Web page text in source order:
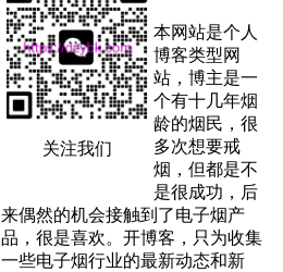
关注我们
本网站是个人
博客类型网
站，博主是一
个有十几年烟
龄的烟民，很
多次想要戒
烟，但都是不
是很成功，后
来偶然的机会接触到了电子烟产
品，很是喜欢。开博客，只为收集
一些电子烟行业的最新动态和新